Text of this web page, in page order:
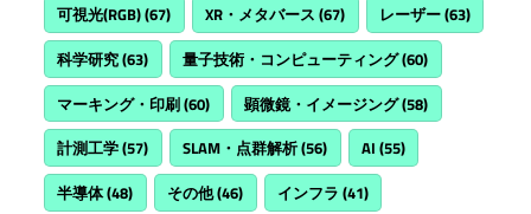
可視光(RGB)(67) XR・メタバース (67) レーザー(63)
科学研究(63) 量子技術・コンピューティング(60)
マーキング・印刷(60) 顕微鏡・イメージング(58)
計測工学(57) SLAM・点群解析(56) AI (55)
半導体(48) その他(46) インフラ (41)